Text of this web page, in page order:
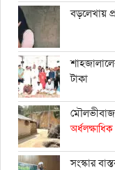
বড়লেখায়
টাকা
সংস্কার